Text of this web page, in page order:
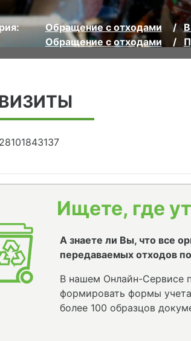
Обращение с отходами
Обращение с отходами
Ищете, где
А знаете ли Вы, что все
передаваемых отходов
В нашем Онлайн-Сервисе
формировать формы
более 100 образцов